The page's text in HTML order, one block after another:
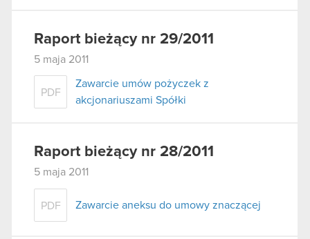
Raport bieżący nr 29/2011
5 maja 2011
PDF
Zawarcie umów pożyczek z
akcjonariuszami Spółki
Raport bieżący nr 28/2011
5 maja 2011
PDF Zawarcie aneksu do umowy znaczącej